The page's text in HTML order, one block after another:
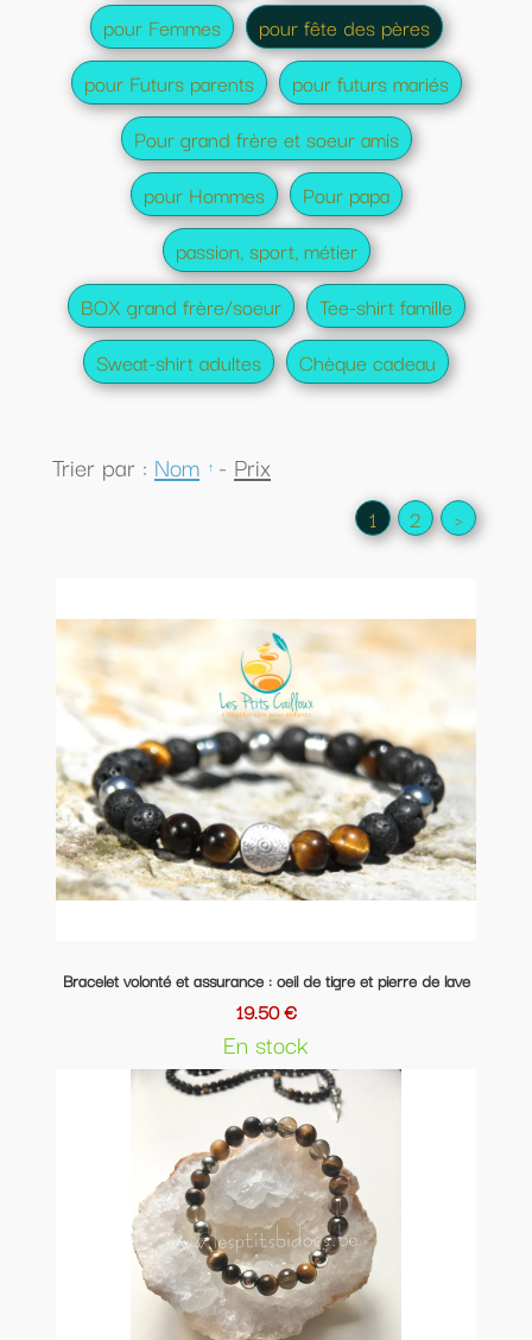
pour Femmes
pour fête des pères
pour Futurs parents
pour futurs mariés
Pour grand frère et soeur amis
pour Hommes
Pour papa
passion, sport, métier
BOX grand frère/soeur
Tee-shirt famille
Sweat-shirt adultes
Chèque cadeau
Trier par : Nom - Prix
1 2 >
Bracelet volonté et assurance : oeil de tigre et pierre de lave
19.50 €
En stock